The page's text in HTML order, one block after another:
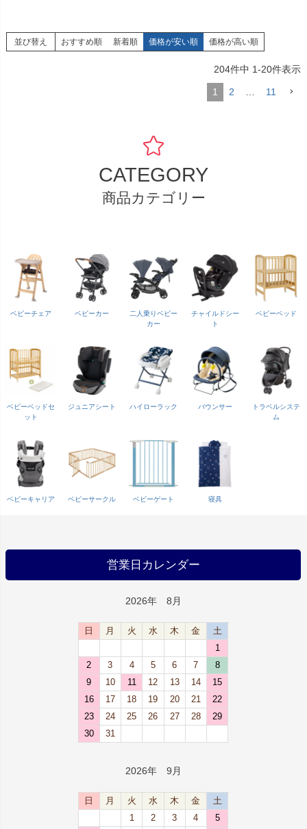
並び替え おすすめ順 新着順 価格が安い順 価格が高い順
204件中 1-20件表示
1 2 11
CATEGORY
商品カテゴリー
ベビーチェア ベビーカー
二人乗りベビー
カー
チャイルドシー
ト
ベビーベッド
ベビーベッドセ
ット
ジュニアシート ハイローラック バウンサー
トラベルシステ
ム
ベビーキャリア ベビーサークル ベビーゲート 寝具
営業日カレンダー
2026年 8月
日 月 火 水 木 金
土
1
2
3 4 5 6 7
8
9
10 11 12 13 14
15
16
17 18 19 20 21
22
23
24 25 26 27 28
29
30
31
2026年 9月
日 月 火 水 木 金
土
1
2 3 4
5